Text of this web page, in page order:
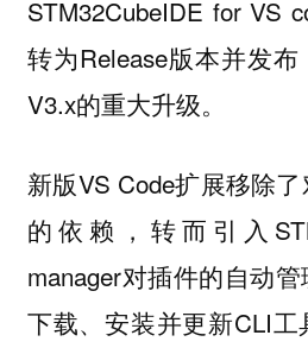
STM32CubeIDE for VS
转为Release版本并发
V3.x的重大升级。
新版VS Code扩展移除
的依赖，转而引入
manager对插件的自动
下载、安装并更新CLI工